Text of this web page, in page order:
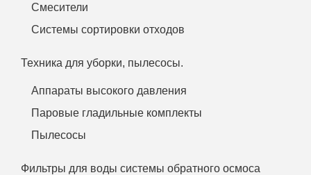
Смесители
Системы сортировки отходов
Техника для уборки, пылесосы.
Аппараты высокого давления
Паровые гладильные комплекты
Пылесосы
Фильтры для воды системы обратного осмоса